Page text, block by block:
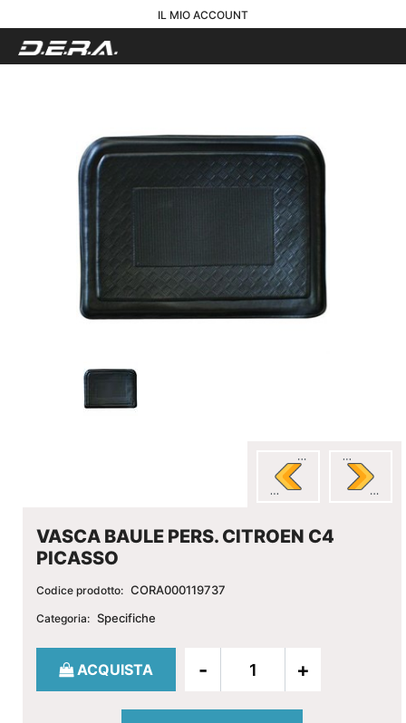
IL MIO ACCOUNT
VASCA BAULE PERS. CITROEN C4
PICASSO
Codice prodotto: CORA000119737
Categoria: Specifiche
Quantità
ACQUISTA